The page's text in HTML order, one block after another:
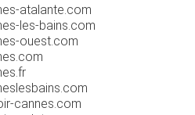
atalante.com
les-bains.com
ouest.com
cannes.com